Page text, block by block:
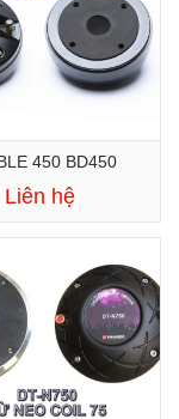
450 BD450
Liên hệ